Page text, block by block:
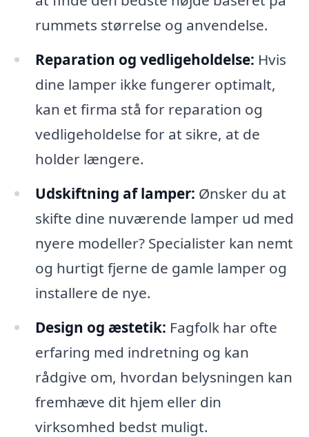
rummets størrelse og anvendelse.
Reparation og vedligeholdelse: Hvis
dine lamper ikke fungerer optimalt,
kan et firma stå for reparation og
vedligeholdelse for at sikre, at de
holder længere.
Udskiftning af lamper: Ønsker du at
skifte dine nuværende lamper ud med
nyere modeller? Specialister kan nemt
og hurtigt fjerne de gamle lamper og
installere de nye.
Design og æstetik: Fagfolk har ofte
erfaring med indretning og kan
rådgive om, hvordan belysningen kan
fremhæve dit hjem eller din
virksomhed bedst muligt.